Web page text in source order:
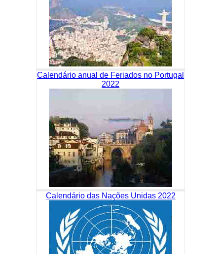
Calendário anual de Feriados no Portugal
2022
Calendário das Nações Unidas 2022